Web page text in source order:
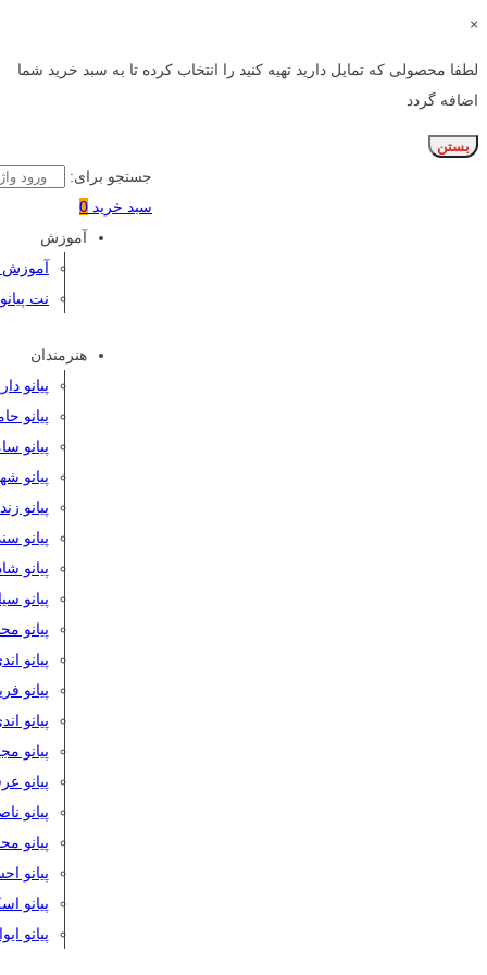
×
لطفا محصولی که تمایل دارید تهیه کنید را انتخاب کرده تا به سبد خرید شما
اضافه گردد
بستن
جستجو برای:
سبد خرید 0
آموزش
آموزش
نت پیانو
هنرمندان
پیانو
پیانو
پیانو
پیانو
پیانو
پیانو
پیانو
پیانو
پیانو
پیانو
پیانو
پیانو
پیانو
پیانو
پیانو
پیانو
پیانو
پیانو
پیانو